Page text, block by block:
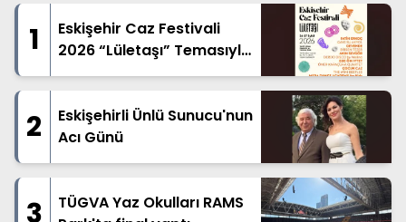
1
Eskişehir Caz Festivali
2026 “Lületaşı” Temasıyla
Geliyor
2
Eskişehirli Ünlü Sunucu'nun
Acı Günü
3
TÜGVA Yaz Okulları RAMS